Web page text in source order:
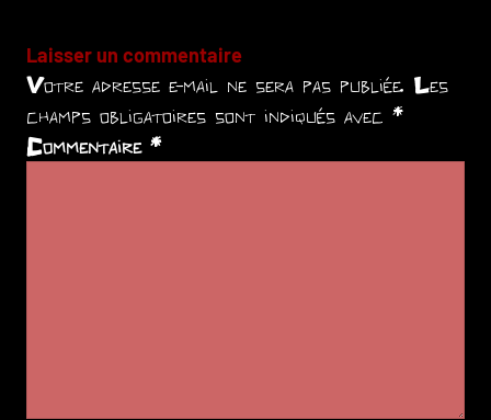
Laisser un commentaire
Votre adresse e-mail ne sera pas publiée. Les
champs obligatoires sont indiqués avec *
Commentaire *